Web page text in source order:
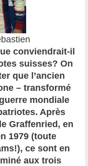
conviendrait-il
suisses? On
que l’ancien
– transformé
mondiale
Après
Graffenried, en
1979 (toute
ce sont en
aux trois